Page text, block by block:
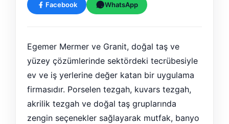
Facebook WhatsApp
Egemer Mermer ve Granit, doğal taş ve
yüzey çözümlerinde sektördeki tecrübesiyle
ev ve iş yerlerine değer katan bir uygulama
firmasıdır. Porselen tezgah, kuvars tezgah,
akrilik tezgah ve doğal taş gruplarında
zengin seçenekler sağlayarak mutfak, banyo